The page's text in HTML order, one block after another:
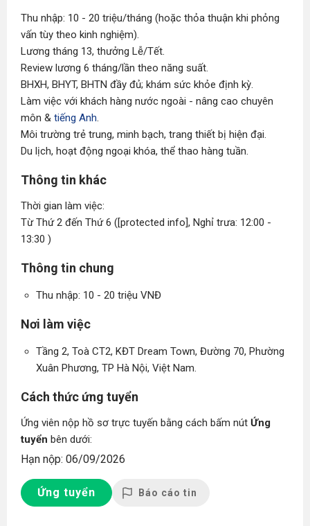
Thu nhập: 10 - 20 triệu/tháng (hoặc thỏa thuận khi phỏng
vấn tùy theo kinh nghiệm).
Lương tháng 13, thưởng Lễ/Tết.
Review lương 6 tháng/lần theo năng suất.
BHXH, BHYT, BHTN đầy đủ; khám sức khỏe định kỳ.
Làm việc với khách hàng nước ngoài - nâng cao chuyên
môn & tiếng Anh.
Môi trường trẻ trung, minh bạch, trang thiết bị hiện đại.
Du lịch, hoạt động ngoại khóa, thể thao hàng tuần.
Thông tin khác
Thời gian làm việc:
Từ Thứ 2 đến Thứ 6 ([protected info], Nghỉ trưa: 12:00 -
13:30 )
Thông tin chung
Thu nhập: 10 - 20 triệu VNĐ
Nơi làm việc
Tầng 2, Toà CT2, KĐT Dream Town, Đường 70, Phường
Xuân Phương, TP Hà Nội, Việt Nam.
Cách thức ứng tuyển
Ứng viên nộp hồ sơ trực tuyến bằng cách bấm nút Ứng
tuyển bên dưới:
Hạn nộp: 06/09/2026
Ứng tuyển Báo cáo tin